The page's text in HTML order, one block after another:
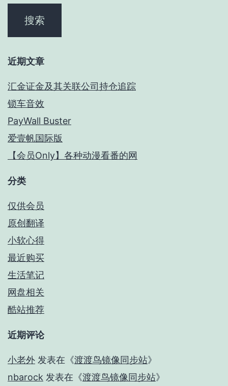
近期文章
汇金证金及其关联公司持仓追踪
锁车音效
PayWall Buster
爱壹帆国际版
【会员Only】各种动漫看番的网
分类
仅供会员
原创翻译
小软心得
最近购买
生活笔记
网盘相关
酷站推荐
近期评论
小老外 发表在《渡渡鸟镜像同步站》
nbarock 发表在《渡渡鸟镜像同步站》